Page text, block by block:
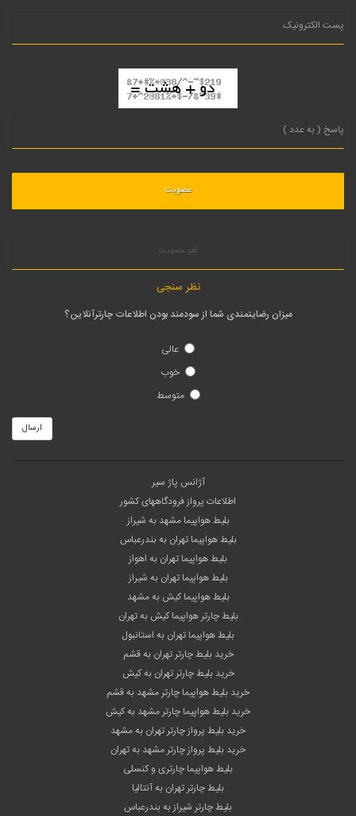
لغو عضویت
نظر سنجی
میزان رضایتمندی شما از سودمند بودن اطلاعات چارترآنلاین؟
عالی
خوب
متوسط
ارسال
آژانس پاژ سیر
اطلاعات پرواز فرودگاههای کشور
بلیط هواپیما مشهد به شیراز
بلیط هواپیما تهران به بندرعباس
بلیط هواپیما تهران به اهواز
بلیط هواپیما تهران به شیراز
بلیط هواپیما کیش به مشهد
بلیط چارتر هواپیما کیش به تهران
بلیط هواپیما تهران به استانبول
خرید بلیط چارتر تهران به قشم
خرید بلیط چارتر تهران به کیش
خرید بلیط هواپیما چارتر مشهد به قشم
خرید بلیط هواپیما چارتر مشهد به کیش
خرید بلیط پرواز چارتر تهران به مشهد
خرید بلیط پرواز چارتر مشهد به تهران
بلیط هواپیما چارتری و کنسلی
بلیط چارتر تهران به آنتالیا
بلیط چارتر شیراز به بندرعباس